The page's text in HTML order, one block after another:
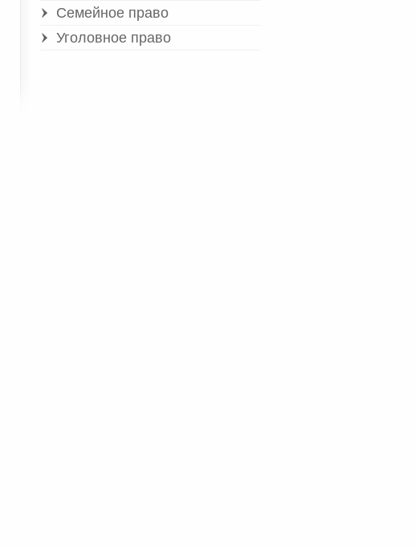
Семейное право
Уголовное право